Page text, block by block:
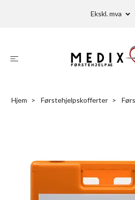
Ekskl. mva
Hjem Førstehjelpskofferter